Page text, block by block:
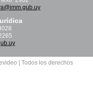
| Todos los derechos